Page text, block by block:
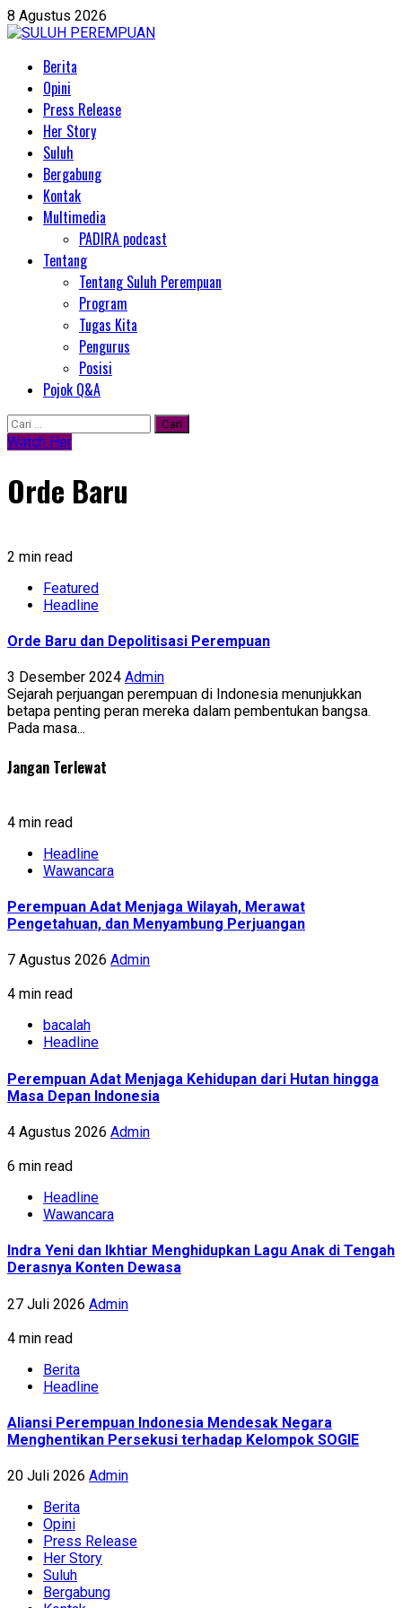
Skip
to
8 Agustus 2026
PrimaryBerita
Opini
Press Release
Her Story
Suluh
Bergabung
Kontak
Multimedia
PADIRA podcast
Tentang
Tentang Suluh Perempuan
Program
Tugas Kita
Pengurus
Posisi
Pojok Q&A
Cari
untuk:
Watch Her
Orde Baru
2 min read
Featured
Headline
Orde Baru dan Depolitisasi Perempuan
3 Desember 2024 Admin
Sejarah perjuangan perempuan di Indonesia menunjukkan
betapa penting peran mereka dalam pembentukan bangsa.
Pada masa...
Jangan Terlewat
4 min read
Headline
Wawancara
Perempuan Adat Menjaga Wilayah, Merawat
Pengetahuan, dan Menyambung Perjuangan
7 Agustus 2026 Admin
4 min read
bacalah
Headline
Perempuan Adat Menjaga Kehidupan dari Hutan hingga
Masa Depan Indonesia
4 Agustus 2026 Admin
6 min read
Headline
Wawancara
Indra Yeni dan Ikhtiar Menghidupkan Lagu Anak di Tengah
Derasnya Konten Dewasa
27 Juli 2026 Admin
4 min read
Berita
Headline
Aliansi Perempuan Indonesia Mendesak Negara
Menghentikan Persekusi terhadap Kelompok SOGIE
20 Juli 2026 Admin
Berita
Opini
Press Release
Her Story
Suluh
Bergabung